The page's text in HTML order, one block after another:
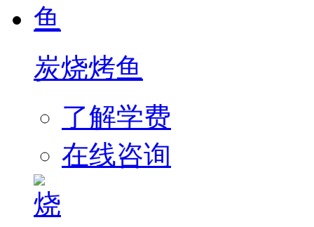
炭烧烤鱼
了解学费
在线咨询